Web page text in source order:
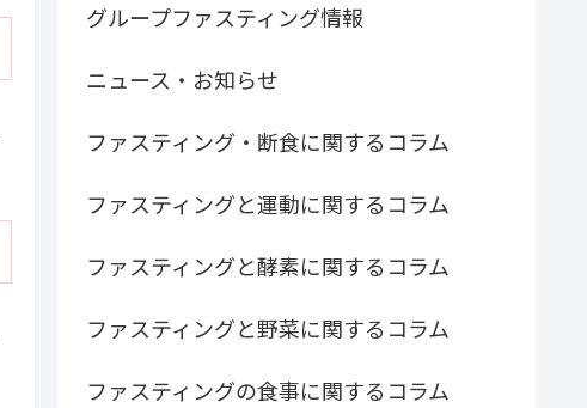
グループファスティング情報
ニュース・お知らせ
ファスティング・断食に関するコラム
ファスティングと運動に関するコラム
ファスティングと酵素に関するコラム
ファスティングと野菜に関するコラム
ファスティングの食事に関するコラム